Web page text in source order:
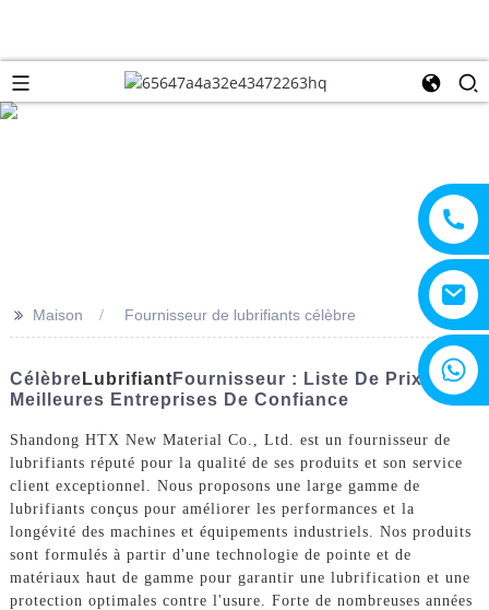
>> Maison Fournisseur de lubrifiants célèbre
Célèbre Lubrifiant Fournisseur : Liste De Prix Et
Meilleures Entreprises De Confiance
Shandong HTX New Material Co., Ltd. est un fournisseur de
lubrifiants réputé pour la qualité de ses produits et son service
client exceptionnel. Nous proposons une large gamme de
lubrifiants conçus pour améliorer les performances et la
longévité des machines et équipements industriels. Nos produits
sont formulés à partir d'une technologie de pointe et de
matériaux haut de gamme pour garantir une lubrification et une
protection optimales contre l'usure. Forte de nombreuses années